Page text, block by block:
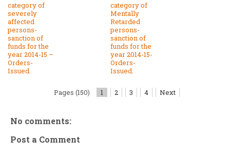
category of
severely
affected
persons-
sanction of
funds for the
year 2014-15 –
Orders-
Issued.
category of
Mentally
Retarded
persons-
sanction of
funds for the
year 2014-15-
Orders-
Issued.
Pages (150) 1 2 3 4 Next
No comments:
Post a Comment